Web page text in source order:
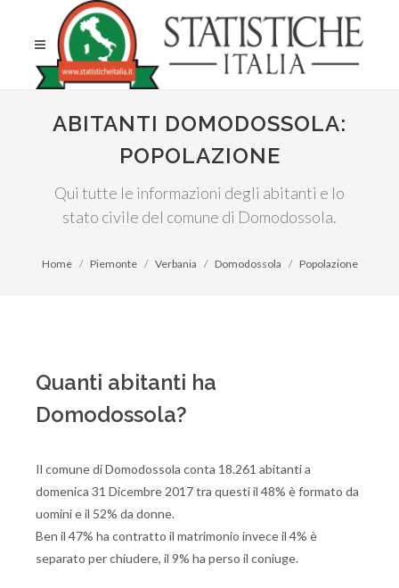
ABITANTI DOMODOSSOLA:
POPOLAZIONE
Qui tutte le informazioni degli abitanti e lo
stato civile del comune di Domodossola.
Home Piemonte Verbania Domodossola Popolazione
Quanti abitanti ha
Domodossola?
Il comune di Domodossola conta 18.261 abitanti a
domenica 31 Dicembre 2017 tra questi il 48% è formato da
uomini e il 52% da donne.
Ben il 47% ha contratto il matrimonio invece il 4% è
separato per chiudere, il 9% ha perso il coniuge.